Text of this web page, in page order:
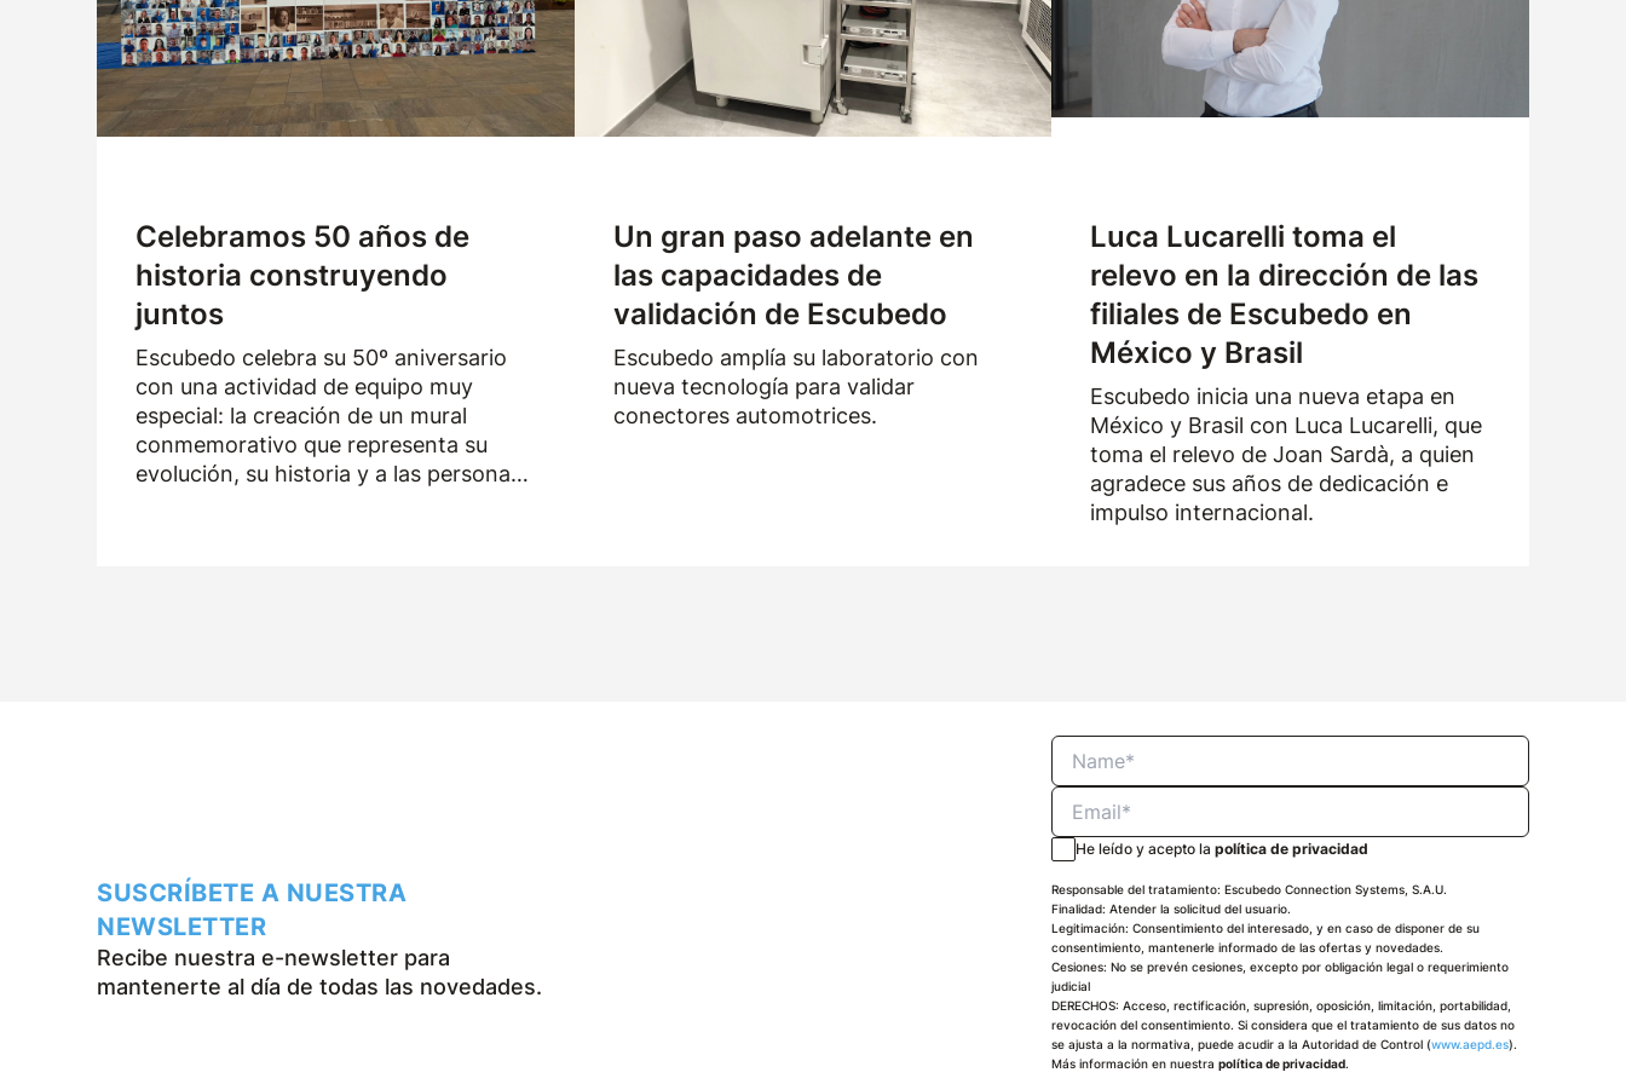
Logística
Productos
Noticias
Descargas
TRABAJA CON NOSOTROS
SOLICITUD DE MUESTRAS
Celebramos 50 años de
historia construyendo
juntos
Escubedo celebra su 50º aniversario
con una actividad de equipo muy
especial: la creación de un mural
conmemorativo que representa su
evolución, su historia y a las personas
Un gran paso adelante en
las capacidades de
validación de Escubedo
Escubedo amplía su laboratorio con
nueva tecnología para validar
conectores automotrices.
Luca Lucarelli toma el
relevo en la dirección de las
filiales de Escubedo en
México y Brasil
Escubedo inicia una nueva etapa en
México y Brasil con Luca Lucarelli, que
toma el relevo de Joan Sardà, a quien
agradece sus años de dedicación e
impulso internacional.
SUSCRÍBETE A NUESTRA
NEWSLETTER
Recibe nuestra e-newsletter para
mantenerte al día de todas las novedades.
He leído y acepto lapolítica de privacidad
Responsable del tratamiento: Escubedo Connection Systems, S.A.U.
Finalidad: Atender la solicitud del usuario.
Legitimación: Consentimiento del interesado, y en caso de disponer de su
consentimiento, mantenerle informado de las ofertas y novedades.
Cesiones: No se prevén cesiones, excepto por obligación legal o requerimiento
judicial
DERECHOS: Acceso, rectificación, supresión, oposición, limitación, portabilidad,
revocación del consentimiento. Si considera que el tratamiento de sus datos no
se ajusta a la normativa, puede acudir a la Autoridad de Control (www.aepd.es).
Más información en nuestrapolítica de privacidad.